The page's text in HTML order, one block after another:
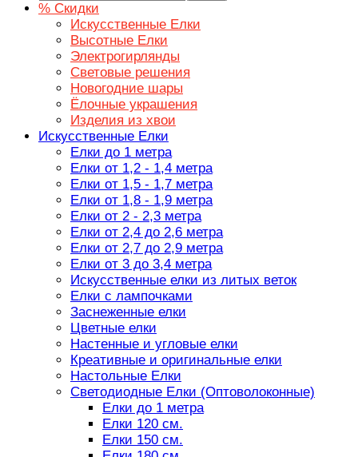
% Скидки
Искусственные Елки
Высотные Елки
Электрогирлянды
Световые решения
Новогодние шары
Ёлочные украшения
Изделия из хвои
Искусственные Елки
Елки до 1 метра
Елки от 1,2 - 1,4 метра
Елки от 1,5 - 1,7 метра
Елки от 1,8 - 1,9 метра
Елки от 2 - 2,3 метра
Елки от 2,4 до 2,6 метра
Елки от 2,7 до 2,9 метра
Елки от 3 до 3,4 метра
Искусственные елки из литых веток
Елки с лампочками
Заснеженные елки
Цветные елки
Настенные и угловые елки
Креативные и оригинальные елки
Настольные Елки
Светодиодные Елки (Оптоволоконные)
Елки до 1 метра
Елки 120 см.
Елки 150 см.